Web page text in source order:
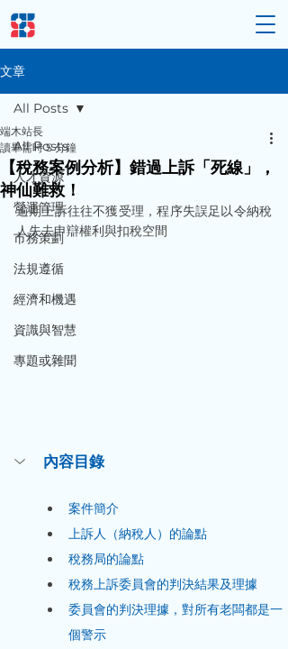
文章
All Posts
人才資源
營運管理
市務策劃
法規遵循
經濟和機遇
資識與智慧
專題或雜聞
All Posts
【稅務案例分析】錯過上訴「死線」，
神仙難救！
端木站長
讀畢需時 5 分鐘
逾期上訴往往不獲受理，程序失誤足以令納稅
人失去申辯權利與扣稅空間
內容目錄
案件簡介
上訴人（納稅人）的論點
稅務局的論點
稅務上訴委員會的判決結果及理據
委員會的判決理據，對所有老闆都是一
個警示